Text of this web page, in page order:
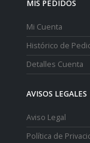
MIS PEDIDOS
Mi Cuenta
Histórico de
Detalles Cuenta
AVISOS LEGALES
Aviso Legal
Política de